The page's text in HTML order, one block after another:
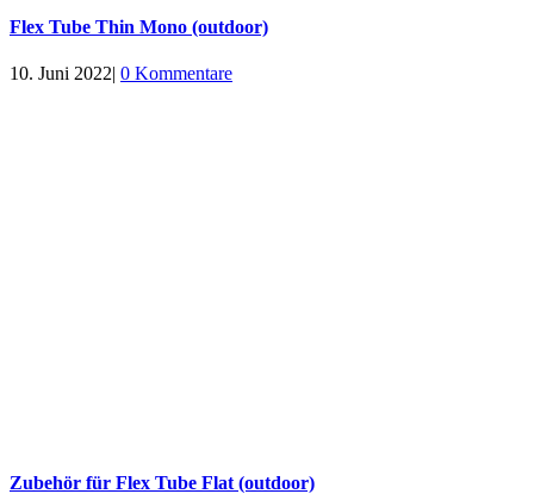
Flex Tube Thin Mono (outdoor)
10. Juni 2022| 0 Kommentare
Zubehör für Flex Tube Flat (outdoor)